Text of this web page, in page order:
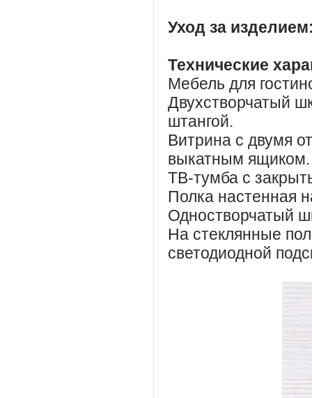
Уход за
Технические
Мебель для
Двухстворчатый
штангой.
Витрина с двумя
выкатным ящиком.
ТВ-тумба с
Полка настенная
Одностворчатый
На стеклянные
светодиодной